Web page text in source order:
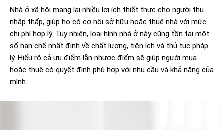
Nhà ở xã hội mang lại nhiều lợi ích thiết thực cho người thu
nhập thấp, giúp họ có cơ hội sở hữu hoặc thuê nhà với mức
chi phí hợp lý. Tuy nhiên, loại hình nhà ở này cũng tồn tại một
số hạn chế nhất định về chất lượng, tiện ích và thủ tục pháp
lý. Hiểu rõ cả ưu điểm lẫn nhược điểm sẽ giúp người mua
hoặc thuê có quyết định phù hợp với nhu cầu và khả năng của
mình.